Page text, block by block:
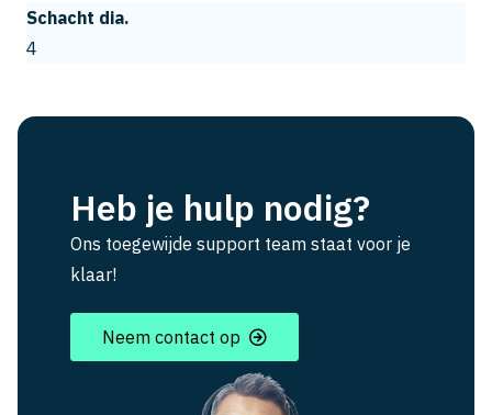
Schacht dia.
4
Heb je hulp nodig?
Ons toegewijde support team staat voor je
klaar!
Neem contact op